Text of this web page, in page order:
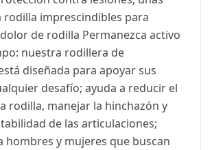
rodilla imprescindibles para
de rodilla Permanezca activo
nuestra rodillera de
diseñada para apoyar sus
desafío; ayuda a reducir el
rodilla, manejar la hinchazón y
de las articulaciones;
hombres y mujeres que buscan